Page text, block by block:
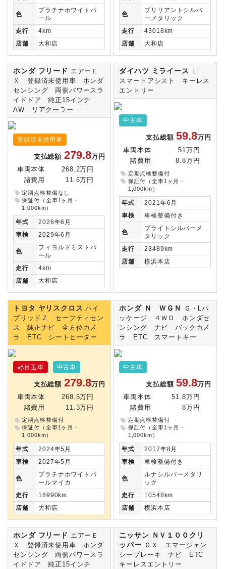
色
プラチナホワイトパ
ール
走行
4km
店舗
大和店
色
ブリリアントシルバ
ーメタリック
走行
43018km
店舗
大和店
ホンダ フリード エアーＥ
Ｘ 登録済未使用車 ホンダ
センシング 両側パワースラ
イドドア 純正15インチ
AW リアクーラー
登録済未使用車
支払総額 279.8万円
車両本体
268.2万円
諸費用
11.6万円
定期点検整備なし
保証付（全車1ヶ月・
1,000km）
年式
2026年6月
車検
2029年6月
色
フィヨルドミストパ
ール
走行
4km
店舗
大和店
ダイハツ ミライース
Ｌ
スマートアシスト キーレス
エントリー
中古車
支払総額59.8万円
車両本体
51万円
諸費用
8.8万円
定期点検整備付
保証付（全車1ヶ月・
1,000km）
年式
2021年6月
車検
車検整備付き
色
ブライトシルバーメ
タリック
走行
23489km
店舗
横浜本店
トヨタ ヤリスクロスハイ
ブリッドＺ セーフティセン
ス 純正ナビ 全方位カメ
ラ ETC シートヒーター
目玉車 中古車
支払総額 279.8万円
車両本体
268.5万円
諸費用
11.3万円
定期点検整備付
保証付（全車1ヶ月・
1,000km）
年式
2024年5月
車検
2027年5月
色
プラチナホワイトパ
ールマイカ
走行
18990km
店舗
大和店
ホンダ Ｎ ＷＧＮ
Ｇ・Lパ
ッケージ ４ＷＤ ホンダセ
ンシング ナビ バックカメ
ラ ETC スマートキー
中古車
支払総額59.8万円
車両本体
51.8万円
諸費用
8万円
定期点検整備付
保証付（全車1ヶ月・
1,000km）
年式
2017年8月
車検
車検整備付き
色
ルナシルバーメタリ
ック
走行
10548km
店舗
横浜本店
ホンダ フリード エアーＥ
Ｘ 登録済未使用車 ホンダ
センシング 両側パワースラ
イドドア 純正15インチ
ニッサン ＮＶ１００クリ
ッパー
ＧＸ エマージェン
シーブレーキ ナビ ETC
キーレスエントリー